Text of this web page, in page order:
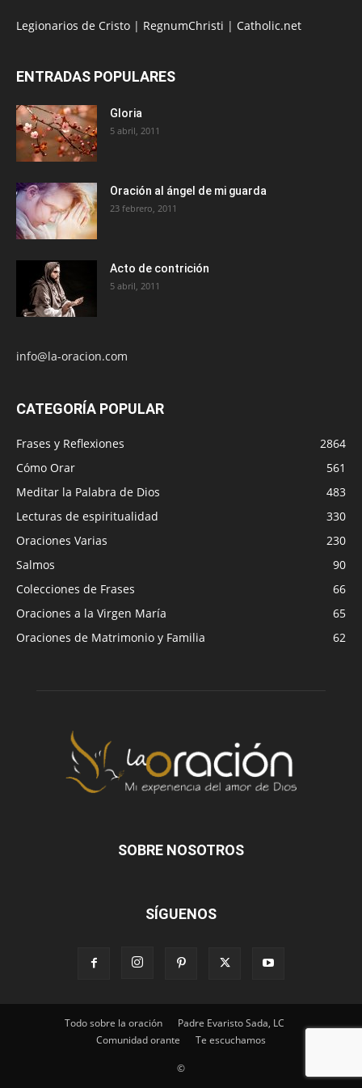
Legionarios de Cristo | RegnumChristi | Catholic.net
ENTRADAS POPULARES
Gloria
5 abril, 2011
Oración al ángel de mi guarda
23 febrero, 2011
Acto de contrición
5 abril, 2011
info@la-oracion.com
CATEGORÍA POPULAR
Frases y Reflexiones
2864
Cómo Orar
561
Meditar la Palabra de Dios
483
Lecturas de espiritualidad
330
Oraciones Varias
230
Salmos
90
Colecciones de Frases
66
Oraciones a la Virgen María
65
Oraciones de Matrimonio y Familia
62
SOBRE NOSOTROS
SÍGUENOS
Todo sobre la oración
Padre Evaristo Sada, LC
Comunidad orante
Te escuchamos
©